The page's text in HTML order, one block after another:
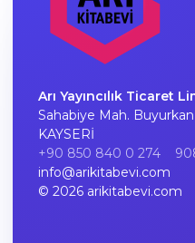
Arı Yayıncılık Ticaret
Sahabiye Mah.
KAYSERİ
+90 850 840 0 274
info@arikitabevi.com
© 2026 arikitabevi.com